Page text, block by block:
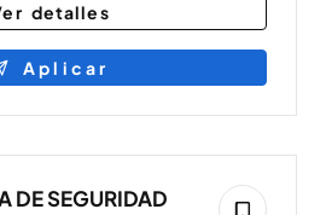
detalles
Aplicar
DE SEGURIDAD